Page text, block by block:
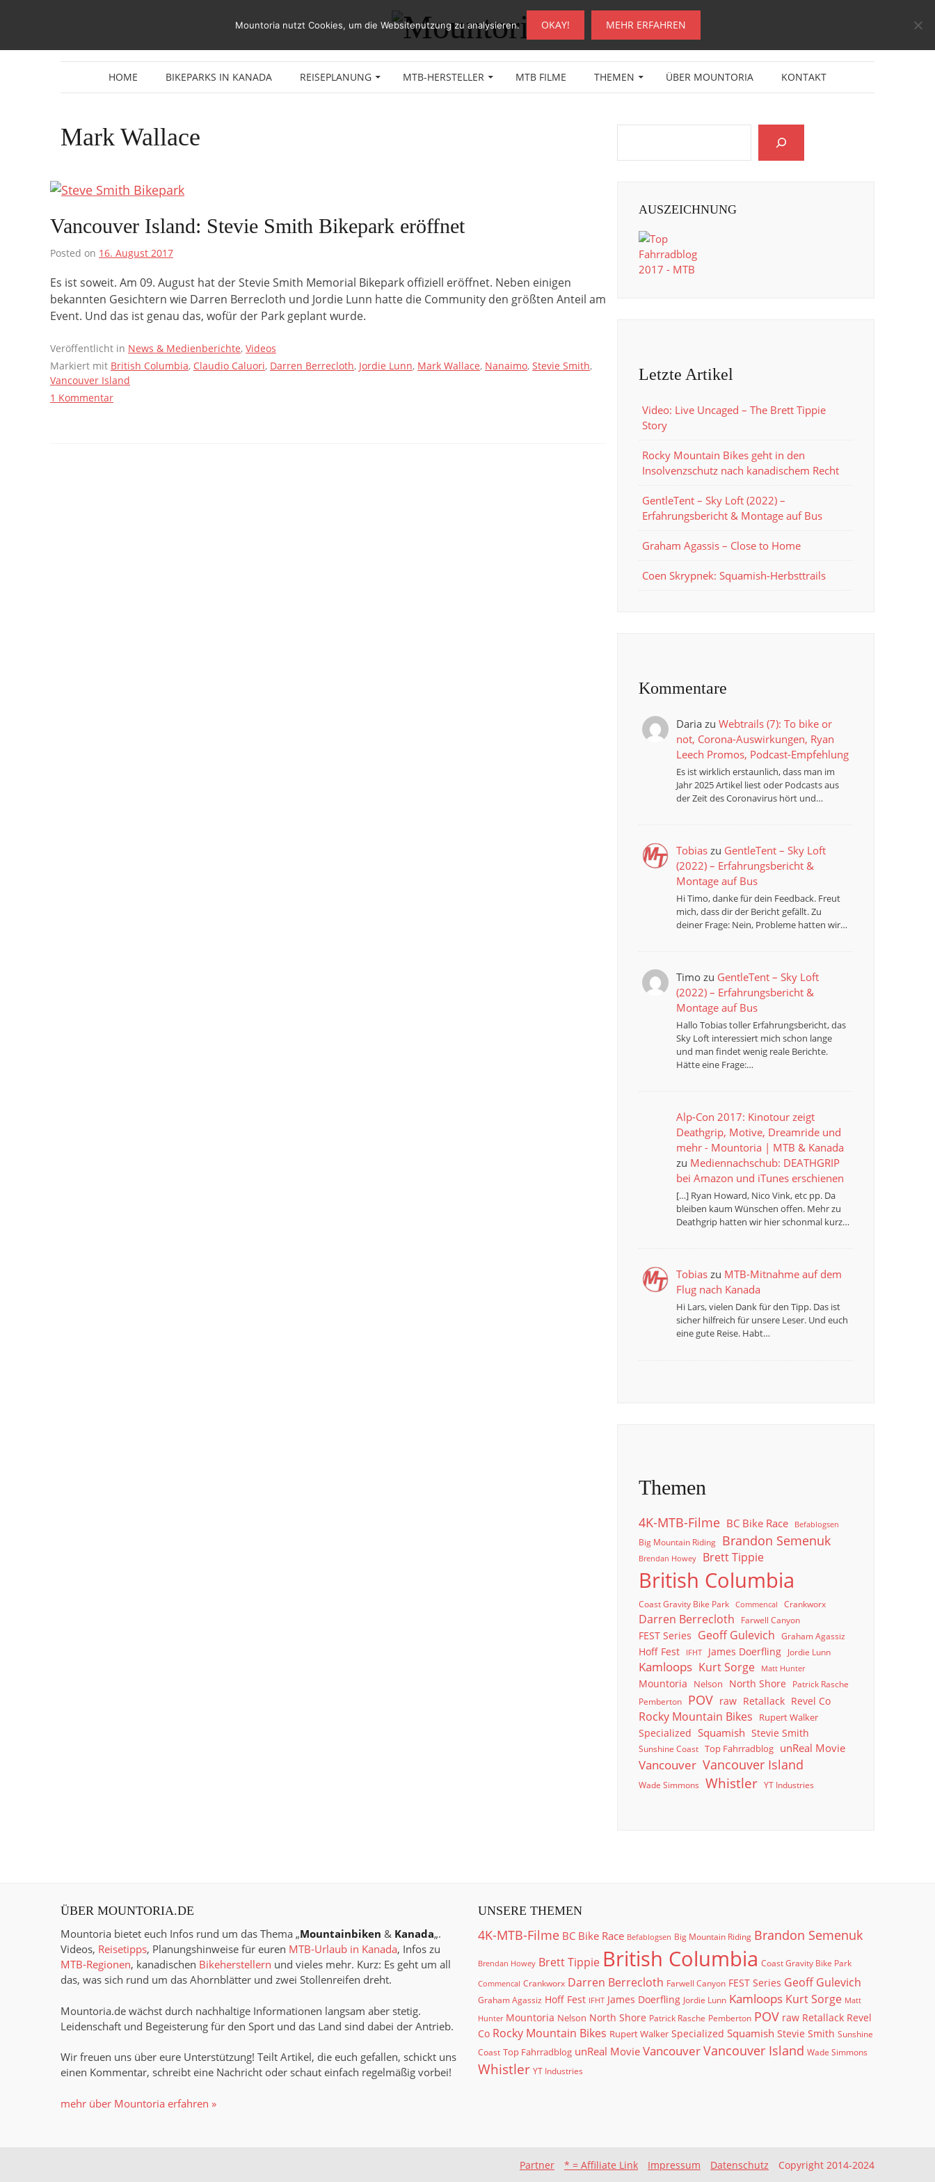
springen
HOME BIKEPARKS IN KANADA REISEPLANUNG MTB-HERSTELLER MTB FILME THEMEN ÜBER MOUNTORIA KONTAKT
Mark Wallace
Vancouver Island: Stevie Smith Bikepark eröffnet
Posted on 16. August 2017
Es ist soweit. Am 09. August hat der Stevie Smith Memorial Bikepark offiziell eröffnet. Neben einigen
bekannten Gesichtern wie Darren Berrecloth und Jordie Lunn hatte die Community den größten Anteil am
Event. Und das ist genau das, wofür der Park geplant wurde.
Veröffentlicht in News & Medienberichte, Videos
Markiert mit British Columbia, Claudio Caluori, Darren Berrecloth, Jordie Lunn, Mark Wallace, Nanaimo, Stevie Smith,
Vancouver Island
1 Kommentar
AUSZEICHNUNG
Letzte Artikel
Video: Live Uncaged – The Brett Tippie
Story
Rocky Mountain Bikes geht in den
Insolvenzschutz nach kanadischem Recht
GentleTent – Sky Loft (2022) –
Erfahrungsbericht & Montage auf Bus
Graham Agassis – Close to Home
Coen Skrypnek: Squamish-Herbsttrails
Kommentare
Dariazu Webtrails (7): To bike or
not, Corona-Auswirkungen, Ryan
Leech Promos, Podcast-Empfehlung
Es ist wirklich erstaunlich, dass man im
Jahr 2025 Artikel liest oder Podcasts aus
der Zeit des Coronavirus hört und…
Tobiaszu GentleTent – Sky Loft
(2022) – Erfahrungsbericht &
Montage auf Bus
Hi Timo, danke für dein Feedback. Freut
mich, dass dir der Bericht gefällt. Zu
deiner Frage: Nein, Probleme hatten wir…
Timozu GentleTent – Sky Loft
(2022) – Erfahrungsbericht &
Montage auf Bus
Hallo Tobias toller Erfahrungsbericht, das
Sky Loft interessiert mich schon lange
und man findet wenig reale Berichte.
Hätte eine Frage:…
Alp-Con 2017: Kinotour zeigt
Deathgrip, Motive, Dreamride und
mehr - Mountoria | MTB & Kanada
zu Mediennachschub: DEATHGRIP
bei Amazon und iTunes erschienen
[…] Ryan Howard, Nico Vink, etc pp. Da
bleiben kaum Wünschen offen. Mehr zu
Deathgrip hatten wir hier schonmal kurz…
Tobiaszu MTB-Mitnahme auf dem
Flug nach Kanada
Hi Lars, vielen Dank für den Tipp. Das ist
sicher hilfreich für unsere Leser. Und euch
eine gute Reise. Habt…
Themen
4K-MTB-Filme BC Bike Race Befablogsen
Big Mountain Riding Brandon Semenuk
Brendan Howey Brett Tippie
British Columbia
Coast Gravity Bike Park Commencal Crankworx
Darren Berrecloth Farwell Canyon
FEST Series Geoff Gulevich Graham Agassiz
Hoff Fest IFHT James Doerfling Jordie Lunn
Kamloops Kurt Sorge Matt Hunter
Mountoria Nelson North Shore
Patrick Rasche
Pemberton
POV raw Retallack Revel Co
Rocky Mountain Bikes
Rupert Walker
Specialized Squamish Stevie Smith
Sunshine Coast Top Fahrradblog unReal Movie
Vancouver Vancouver Island
Wade Simmons Whistler YT Industries
ÜBER MOUNTORIA.DE
Mountoria bietet euch Infos rund um das Thema „Mountainbiken & Kanada„.
Videos, Reisetipps, Planungshinweise für euren MTB-Urlaub in Kanada, Infos zu
MTB-Regionen, kanadischen Bikeherstellern und vieles mehr. Kurz: Es geht um all
das, was sich rund um das Ahornblätter und zwei Stollenreifen dreht.
Mountoria.de wächst durch nachhaltige Informationen langsam aber stetig.
Leidenschaft und Begeisterung für den Sport und das Land sind dabei der Antrieb.
Wir freuen uns über eure Unterstützung! Teilt Artikel, die euch gefallen, schickt uns
einen Kommentar, schreibt eine Nachricht oder schaut einfach regelmäßig vorbei!
mehr über Mountoria erfahren »
UNSERE THEMEN
4K-MTB-Filme BC Bike Race Befablogsen Big Mountain Riding Brandon Semenuk
Brendan Howey Brett Tippie British Columbia Coast Gravity Bike Park
Commencal Crankworx Darren Berrecloth Farwell Canyon FEST Series Geoff Gulevich
Graham Agassiz Hoff Fest IFHT James Doerfling Jordie Lunn Kamloops Kurt Sorge Matt
Hunter Mountoria Nelson North Shore Patrick Rasche Pemberton POV raw Retallack Revel
Co Rocky Mountain Bikes Rupert Walker Specialized Squamish Stevie Smith Sunshine
Coast Top Fahrradblog unReal Movie VancouverVancouver Island Wade Simmons
Whistler YT Industries
Partner * = Affiliate Link Impressum Datenschutz Copyright 2014-2024
Mountoria nutzt Cookies, um die Websitenutzung zu analysieren. OKAY! MEHR ERFAHREN